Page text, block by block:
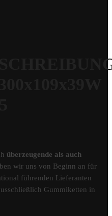
überzeugende als auch
wir uns von Beginn an für
führenden Lieferanten
Gummiketten in